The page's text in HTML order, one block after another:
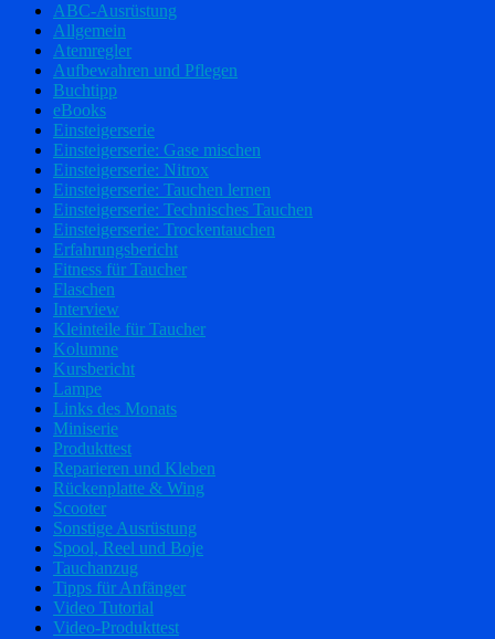
ABC-Ausrüstung
Allgemein
Atemregler
Aufbewahren und Pflegen
Buchtipp
eBooks
Einsteigerserie
Einsteigerserie: Gase mischen
Einsteigerserie: Nitrox
Einsteigerserie: Tauchen lernen
Einsteigerserie: Technisches Tauchen
Einsteigerserie: Trockentauchen
Erfahrungsbericht
Fitness für Taucher
Flaschen
Interview
Kleinteile für Taucher
Kolumne
Kursbericht
Lampe
Links des Monats
Miniserie
Produkttest
Reparieren und Kleben
Rückenplatte & Wing
Scooter
Sonstige Ausrüstung
Spool, Reel und Boje
Tauchanzug
Tipps für Anfänger
Video Tutorial
Video-Produkttest